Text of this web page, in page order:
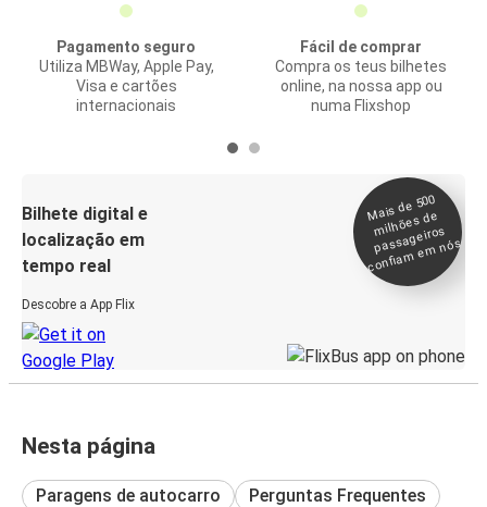
Pagamento seguro
Utiliza MBWay, Apple Pay,
Visa e cartões
internacionais
Fácil de comprar
Compra os teus bilhetes
online, na nossa app ou
numa Flixshop
Bilhete digital e
localização em
tempo real
Descobre a App Flix
Mais de 500
milhões de
passageiros
confia
m e
m nós
Nesta página
Paragens de autocarro Perguntas Frequentes